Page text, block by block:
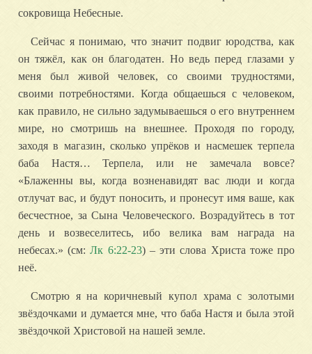
сокровища Небесные.
Сейчас я понимаю, что значит подвиг юродства, как
он тяжёл, как он благодатен. Но ведь перед глазами у
меня был живой человек, со своими трудностями,
своими потребностями. Когда общаешься с человеком,
как правило, не сильно задумываешься о его внутреннем
мире, но смотришь на внешнее. Проходя по городу,
заходя в магазин, сколько упрёков и насмешек терпела
баба Настя… Терпела, или не замечала вовсе?
«Блаженны вы, когда возненавидят вас люди и когда
отлучат вас, и будут поносить, и пронесут имя ваше, как
бесчестное, за Сына Человеческого. Возрадуйтесь в тот
день и возвеселитесь, ибо велика вам награда на
небесах.» (см:Лк 6:22-23) – эти слова Христа тоже про
неё.
Смотрю я на коричневый купол храма с золотыми
звёздочками и думается мне, что баба Настя и была этой
звёздочкой Христовой на нашей земле.